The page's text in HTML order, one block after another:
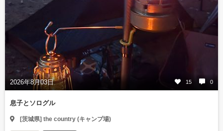
2026年8月03日 15 0
息子とソログル
[茨城県] the country (キャンプ場)